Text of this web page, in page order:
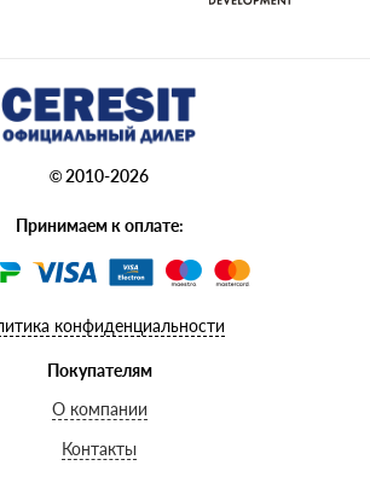
© 2010-2026
Принимаем к оплате:
конфиденциальности
Покупателям
О компании
Контакты